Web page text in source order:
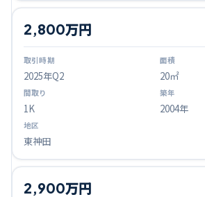
2025年Q2
2,800万円
20㎡
1K 2004年
東神田
2,900万円